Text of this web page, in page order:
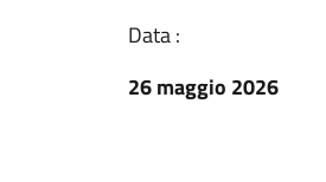
Data :
26 maggio 2026